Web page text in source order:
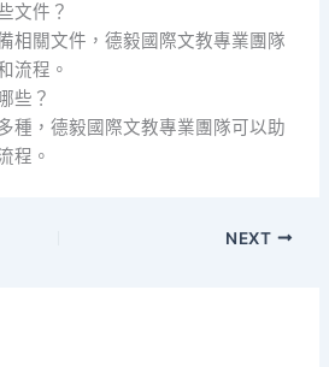
文件？
相關文件，德毅國際文教專業團隊
流程。
些？
種，德毅國際文教專業團隊可以助
程。
NEXT